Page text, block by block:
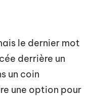
le dernier mot
derrière un
un coin
une option pour